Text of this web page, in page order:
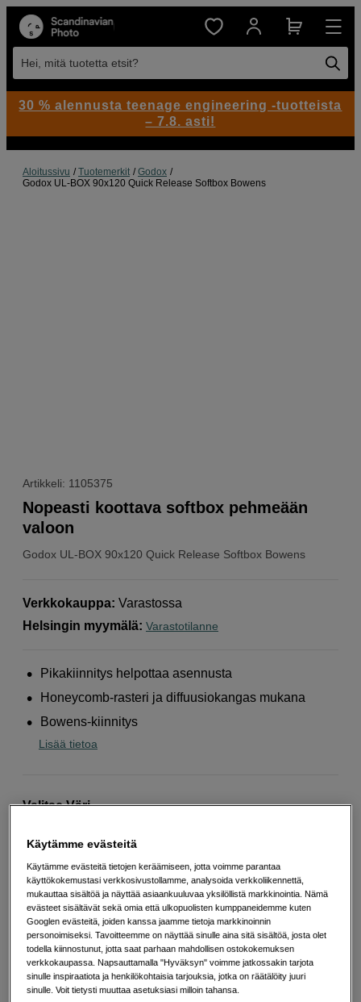
Hei, mitä tuotetta etsit?
Aloitussivu Tuotemerkit
Godox
Godox UL-BOX 90x120 Quick Release Softbox Bowens
Artikkeli: 1105375
Godox UL-BOX 90x120 Quick Release Softbox Bowens
Nopeasti koottava softbox pehmeään
valoon
Verkkokauppa: Varastossa
Helsingin myymälä: Varastotilanne
Pikakiinnitys helpottaa asennusta
Honeycomb-rasteri ja diffuusiokangas mukana
Bowens-kiinnitys
Lisää tietoa
Valitse Väri
30 x 120cm 90 x 120 cm
89 EUR
Määrä
Lisää ostoskoriin
30 % alennusta teenage engineering -tuotteista
– 7.8. asti!
Käytämme evästeitä
Käytämme evästeitä tietojen keräämiseen, jotta voimme parantaa
käyttökokemustasi verkkosivustollamme, analysoida verkkoliikennettä,
mukauttaa sisältöä ja näyttää asiaankuuluvaa yksilöllistä markkinointia. Nämä
evästeet sisältävät sekä omia että ulkopuolisten kumppaneidemme kuten
Googlen evästeitä, joiden kanssa jaamme tietoja markkinoinnin
personoimiseksi. Tavoitteemme on näyttää sinulle aina sitä sisältöä, josta olet
todella kiinnostunut, jotta saat parhaan mahdollisen ostokokemuksen
verkkokaupassa. Napsauttamalla "Hyväksyn" voimme jatkossakin tarjota
sinulle inspiraatiota ja henkilökohtaisia tarjouksia, jotka on räätälöity juuri
sinulle. Voit tietysti muuttaa asetuksiasi milloin tahansa.